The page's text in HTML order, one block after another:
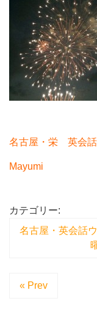
名古屋・栄 英会
Mayumi
カテゴリー:
名古屋・英会話
« Prev